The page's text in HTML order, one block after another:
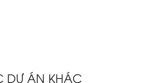
DỰ ÁN KHÁC